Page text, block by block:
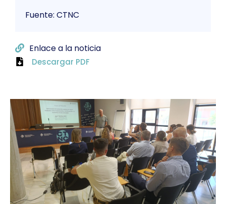
Fuente: CTNC
Enlace a la noticia
Descargar PDF